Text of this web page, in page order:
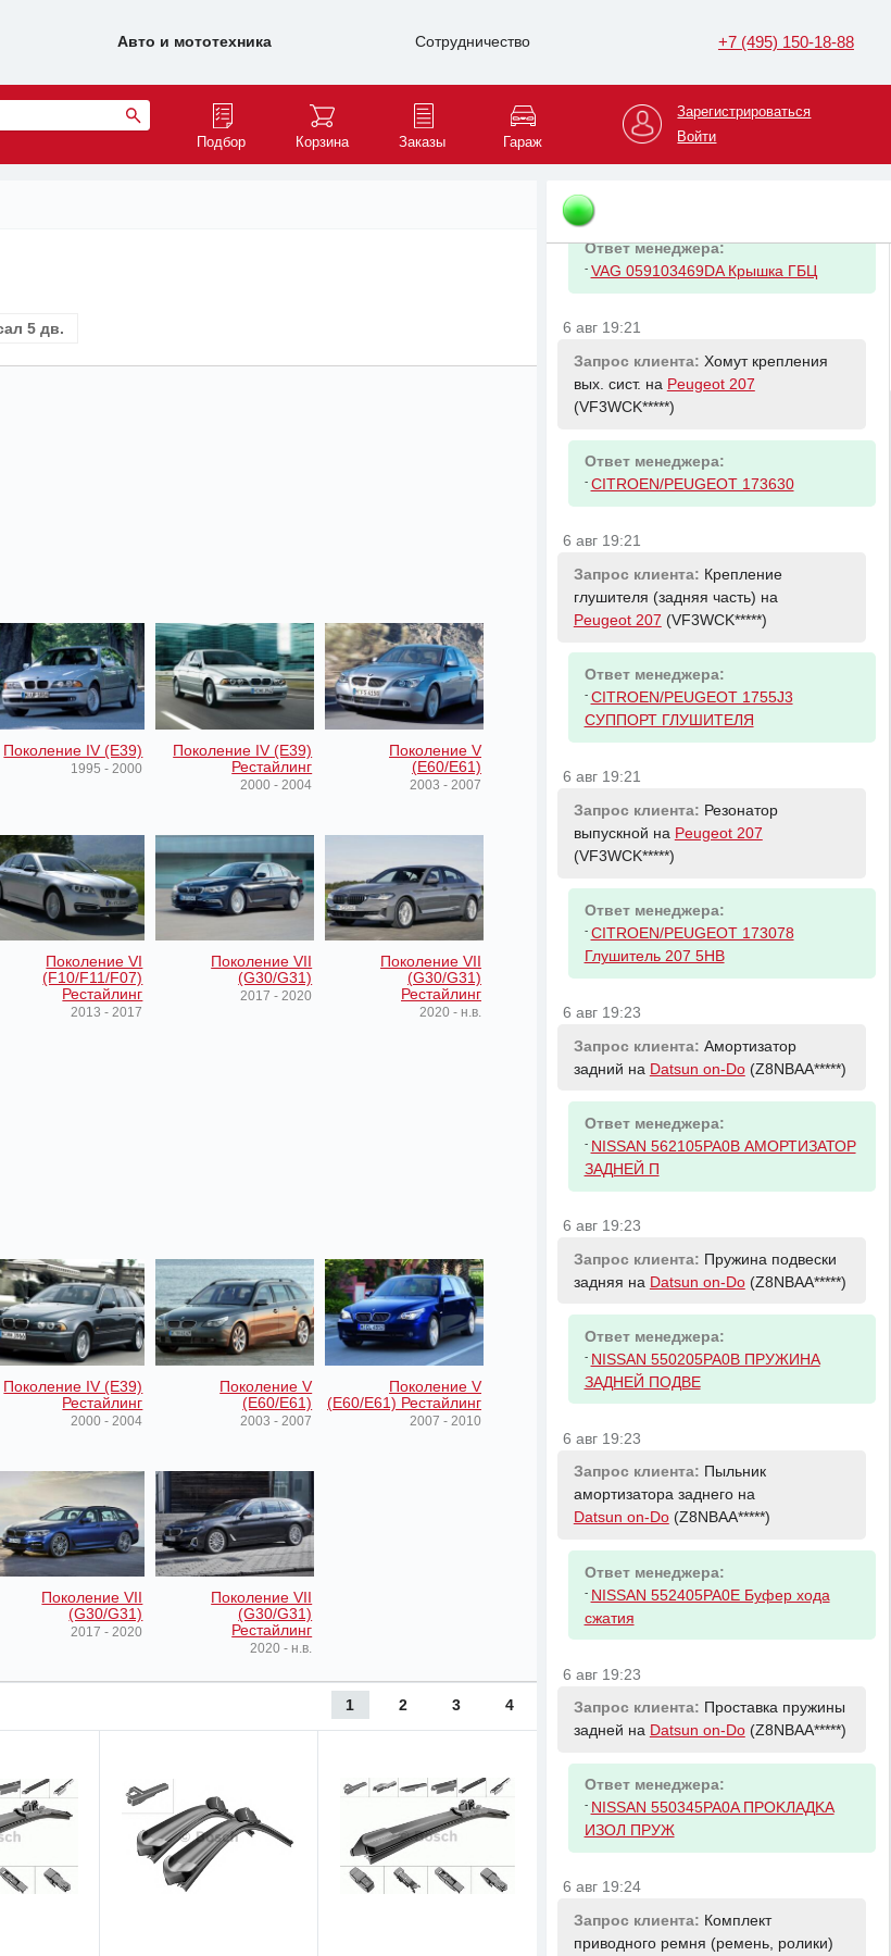
Авто и мототехника Сотрудничество +7 (495) 150-18-88
Подбор Корзина Заказы Гараж
Зарегистрироваться
Войти
5 дв.
Поколение IV (E39)
1995 - 2000
Поколение IV (E39)
Рестайлинг
2000 - 2004
Поколение V
(E60/E61)
2003 - 2007
Поколение VI
(F10/F11/F07)
Рестайлинг
2013 - 2017
Поколение VII
(G30/G31)
2017 - 2020
Поколение VII
(G30/G31)
Рестайлинг
2020 - н.в.
Поколение IV (E39)
Рестайлинг
2000 - 2004
Поколение V
(E60/E61)
2003 - 2007
Поколение V
(E60/E61) Рестайлинг
2007 - 2010
Поколение VII
(G30/G31)
2017 - 2020
Поколение VII
(G30/G31)
Рестайлинг
2020 - н.в.
1 2 3 4
6 авг 19:20
Запрос клиента:Клапанная крышка
(WVGZZZ*****)
Ответ менеджера:
- VAG 059103469DA Крышка ГБЦ
6 авг 19:21
Запрос клиента: Хомут крепления
вых. сист. на Peugeot 207
(VF3WCK*****)
Ответ менеджера:
- CITROEN/PEUGEOT 173630
6 авг 19:21
Запрос клиента: Крепление
глушителя (задняя часть) на
Peugeot 207 (VF3WCK*****)
Ответ менеджера:
- CITROEN/PEUGEOT 1755J3
СУППОРТ ГЛУШИТЕЛЯ
6 авг 19:21
Запрос клиента: Резонатор
выпускной на Peugeot 207
(VF3WCK*****)
Ответ менеджера:
- CITROEN/PEUGEOT 173078
Глушитель 207 5HB
6 авг 19:23
Запрос клиента: Амортизатор
задний на Datsun on-Do(Z8NBAA*****)
Ответ менеджера:
- NISSAN 562105PA0B АМОРТИЗАТОР
ЗАДНЕЙ П
6 авг 19:23
Запрос клиента: Пружина подвески
задняя на Datsun on-Do(Z8NBAA*****)
Ответ менеджера:
- NISSAN 550205PA0B ПРУЖИНА
ЗАДНЕЙ ПОДВЕ
6 авг 19:23
Запрос клиента: Пыльник
амортизатора заднего на
Datsun on-Do(Z8NBAA*****)
Ответ менеджера:
- NISSAN 552405PA0E Буфер хода
сжатия
6 авг 19:23
Запрос клиента: Проставка пружины
задней на Datsun on-Do(Z8NBAA*****)
Ответ менеджера:
- NISSAN 550345PA0A ПPOKЛAДKA
ИЗOЛ ПPУЖ
6 авг 19:24
Запрос клиента: Комплект
приводного ремня (ремень, ролики)